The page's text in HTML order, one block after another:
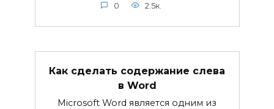
0 2.5к.
Как сделать содержание слева
в Word
Microsoft Word является одним из